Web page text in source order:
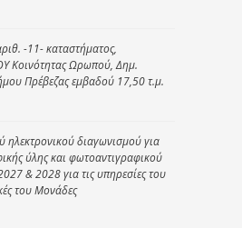
-11- καταστήματος,
Κοινότητας Ωρωπού, Δημ.
Πρέβεζας εμβαδού 17,50 τ.μ.
ηλεκτρονικού διαγωνισμού για
ύλης και φωτοαντιγραφικού
& 2028 για τις υπηρεσίες του
του Μονάδες